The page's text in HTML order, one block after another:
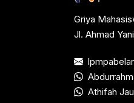
Griya
Jl. Ahmad
Athifah